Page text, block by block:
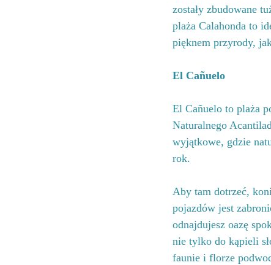
zostały zbudowane
plaża Calahonda to
pięknem przyrody,
El Cañuelo
El Cañuelo to plaża
Naturalnego
wyjątkowe, gdzie
rok.
Aby tam dotrzeć,
pojazdów jest
odnajdujesz oazę
nie tylko do kąpieli
faunie i florze